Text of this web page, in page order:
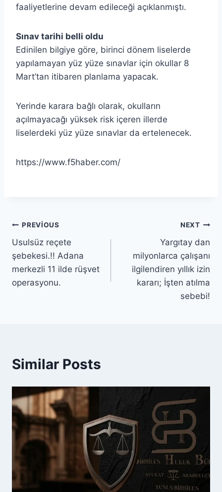
faaliyetlerine devam edileceği açıklanmıştı.
Sınav tarihi belli oldu
Edinilen bilgiye göre, birinci dönem liselerde
yapılamayan yüz yüze sınavlar için okullar 8
Mart’tan itibaren planlama yapacak.
Yerinde karara bağlı olarak, okulların
açılmayacağı yüksek risk içeren illerde
liselerdeki yüz yüze sınavlar da ertelenecek.
https://www.f5haber.com/
PREVIOUS
Usulsüz reçete
şebekesi.!! Adana
merkezli 11 ilde rüşvet
operasyonu.
NEXT
Yargıtay dan
milyonlarca çalışanı
ilgilendiren yıllık izin
kararı; İşten atılma
sebebi!
Similar Posts